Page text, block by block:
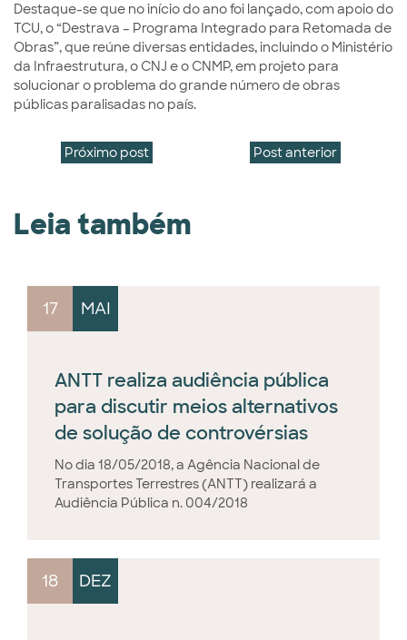
Destaque-se que no início do ano foi lançado, com apoio do
TCU, o “Destrava – Programa Integrado para Retomada de
Obras”, que reúne diversas entidades, incluindo o Ministério
da Infraestrutura, o CNJ e o CNMP, em projeto para
solucionar o problema do grande número de obras
públicas paralisadas no país.
Próximo post Post anterior
Leia também
17 MAI
ANTT realiza audiência pública
para discutir meios alternativos
de solução de controvérsias
No dia 18/05/2018, a Agência Nacional de
Transportes Terrestres (ANTT) realizará a
Audiência Pública n. 004/2018
18 DEZ